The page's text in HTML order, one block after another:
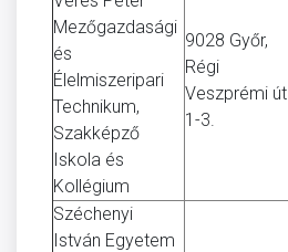
Mezőgazdasági
és
Élelmiszeripari
Technikum,
Szakképző
Iskola és
Kollégium
9028 Győr,
Régi
Veszprémi út
1-3.
Széchenyi
István Egyetem